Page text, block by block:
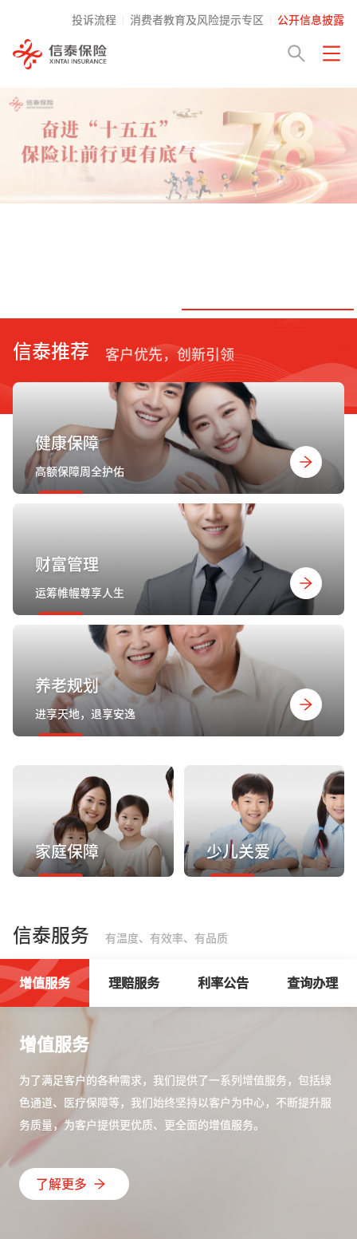
投诉流程 消费者教育及风险提示专区 公开信息披露
信泰推荐 客户优先，创新引领
健康保障
高额保障周全护佑
财富管理
运筹帷幄尊享人生
养老规划
进享天地，退享安逸
家庭保障 少儿关爱
信泰服务 有温度、有效率、有品质
增值服务
为了满足客户的各种需求，我们提供了一系列增值服务，包括绿
色通道、医疗保障等，我们始终坚持以客户为中心，不断提升服
务质量，为客户提供更优质、更全面的增值服务。
了解更多
增值服务 理赔服务 利率公告 查询办理